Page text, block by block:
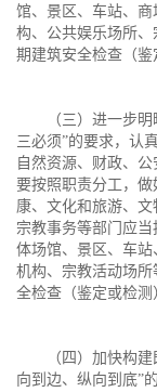
馆、景区、车站、
构、公共娱乐场所
期建筑安全检查（鉴
（三）进一步明晰
三必须”的要求，认
自然资源、财政、
要按照职责分工，
康、文化和旅游、
宗教事务等部门应
体场馆、景区、车站
机构、宗教活动场
全检查（鉴定或检测
（四）加快构建既
向到边、纵向到底”